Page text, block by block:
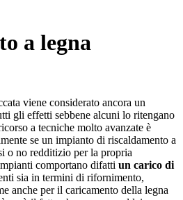
a legna
viene considerato ancora un
gli effetti sebbene alcuni lo ritengano
a tecniche molto avanzate è
se un impianto di riscaldamento a
o no redditizio per la propria
comportano difatti un carico di
sia in termini di rifornimento,
anche per il caricamento della legna